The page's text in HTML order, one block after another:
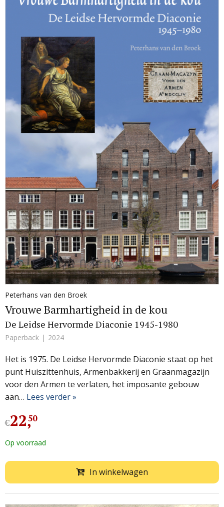
Peterhans van den Broek
Vrouwe Barmhartigheid in de kou
De Leidse Hervormde Diaconie 1945-1980
Paperback 2024
Het is 1975. De Leidse Hervormde Diaconie staat op het
punt Huiszittenhuis, Armenbakkerij en Graanmagazijn
voor den Armen te verlaten, het imposante gebouw
aan… Lees verder »
€22,
50
Op voorraad
In winkelwagen